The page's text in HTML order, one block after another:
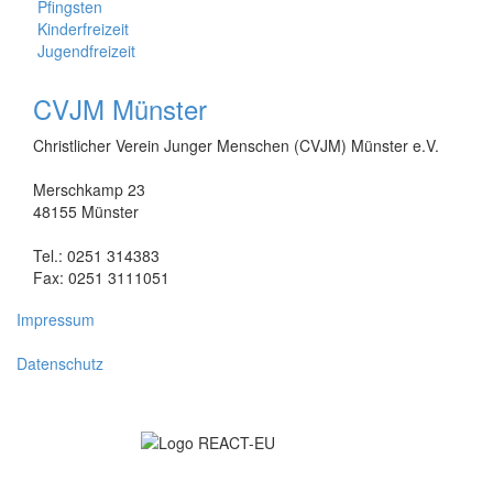
Pfingsten
Kinderfreizeit
Jugendfreizeit
CVJM Münster
Christlicher Verein Junger Menschen (CVJM) Münster e.V.
Merschkamp 23
48155 Münster
Tel.: 0251 314383
Fax: 0251 3111051
Impressum
Datenschutz